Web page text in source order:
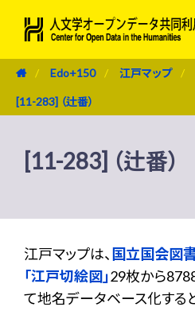
Edo+150 江戸マップ
[11-283] （辻番）
[11-283] （辻番）
江戸マップは、 国立国会図
「江戸切絵図」29枚から
て地名データベース化する